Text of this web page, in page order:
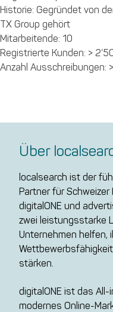
Historie: Gegründet von
TX Group gehört
Mitarbeitende: 10
Registrierte Kunden: >
Anzahl Ausschreibungen:
Über
localsearch ist der
Partner für Schweizer
digitalONE und
zwei leistungsstarke
Unternehmen helfen,
stärken.
digitalONE ist das
modernes Online-